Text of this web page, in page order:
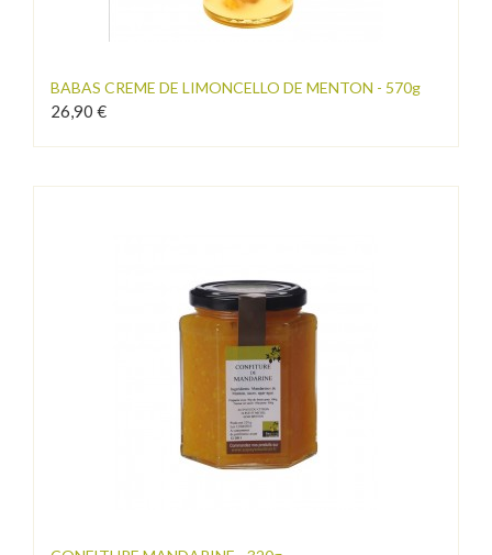
BABAS CREME DE LIMONCELLO DE MENTON - 570g
26,90 €